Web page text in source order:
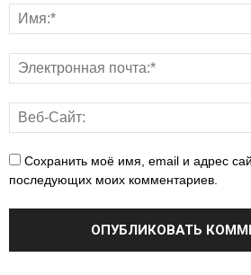
Сохранить моё имя, email и адрес
последующих моих комментариев.